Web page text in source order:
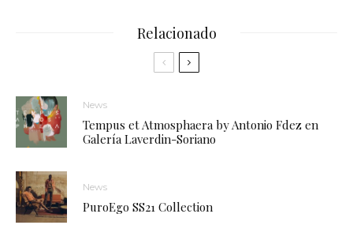
Relacionado
News
Tempus et Atmosphaera by Antonio Fdez en
Galería Laverdin-Soriano
News
PuroEgo SS21 Collection